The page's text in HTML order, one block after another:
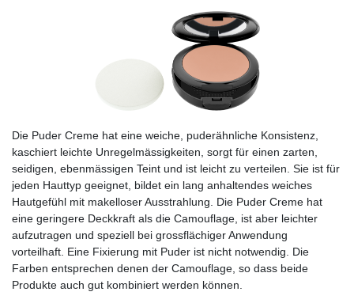
Die Puder Creme hat eine weiche, puderähnliche Konsistenz,
kaschiert leichte Unregelmässigkeiten, sorgt für einen zarten,
seidigen, ebenmässigen Teint und ist leicht zu verteilen. Sie ist für
jeden Hauttyp geeignet, bildet ein lang anhaltendes weiches
Hautgefühl mit makelloser Ausstrahlung. Die Puder Creme hat
eine geringere Deckkraft als die Camouflage, ist aber leichter
aufzutragen und speziell bei grossflächiger Anwendung
vorteilhaft. Eine Fixierung mit Puder ist nicht notwendig. Die
Farben entsprechen denen der Camouflage, so dass beide
Produkte auch gut kombiniert werden können.